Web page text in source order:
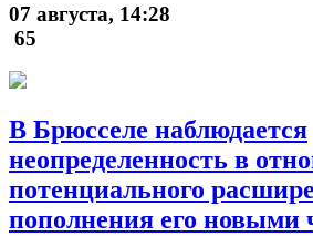
07 августа, 14:28
65
В Брюсселе наблюдается
неопределенность в
потенциального
пополнения его новыми